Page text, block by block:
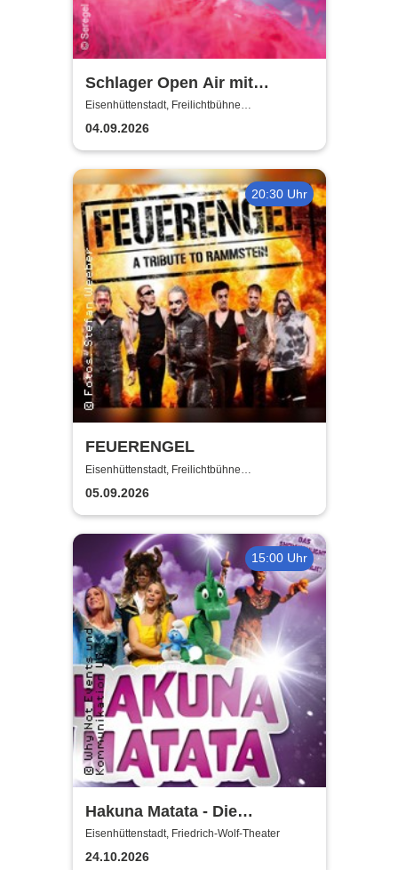
Schlager Open Air mit
Marianne Rosenberg: Marie
Reim, Oli P & Tina Söllner
Eisenhüttenstadt, Freilichtbühne
Eisenhüttenstadt
04.09.2026
20:30 Uhr
FEUERENGEL
Eisenhüttenstadt, Freilichtbühne
Eisenhüttenstadt
05.09.2026
15:00 Uhr
Hakuna Matata - Die
einzigartige große
Kindermusical-Gala
Eisenhüttenstadt, Friedrich-Wolf-Theater
24.10.2026